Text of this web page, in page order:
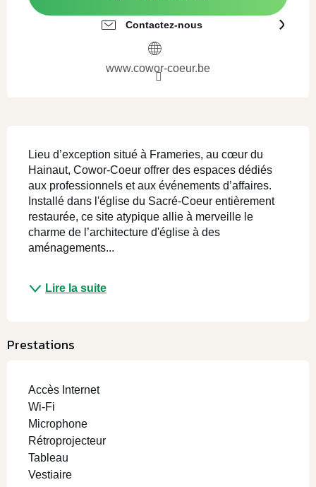
Contactez-nous
www.cowor-coeur.be
Lieu d’exception situé à Frameries, au cœur du
Hainaut, Cowor-Coeur offrer des espaces dédiés
aux professionnels et aux événements d’affaires.
Installé dans l'église du Sacré-Coeur entièrement
restaurée, ce site atypique allie à merveille le
charme de l’architecture d'église à des
aménagements...
Lire la suite
Prestations
Accès Internet
Wi-Fi
Microphone
Rétroprojecteur
Tableau
Vestiaire